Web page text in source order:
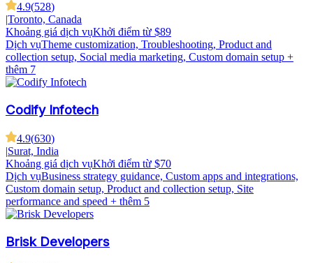
4.9(528)
|Toronto, Canada
Khoảng giá dịch vụKhởi điểm từ $89
Dịch vụTheme customization, Troubleshooting, Product and
collection setup, Social media marketing, Custom domain setup +
thêm 7
Codify Infotech
4.9(630)
|Surat, India
Khoảng giá dịch vụKhởi điểm từ $70
Dịch vụBusiness strategy guidance, Custom apps and integrations,
Custom domain setup, Product and collection setup, Site
performance and speed + thêm 5
Brisk Developers